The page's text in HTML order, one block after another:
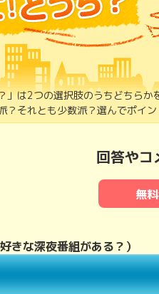
」は2つの選択肢のうちどちら
？それとも少数派？選んでポイ
回答やコ
無
きな深夜番組がある？ ）